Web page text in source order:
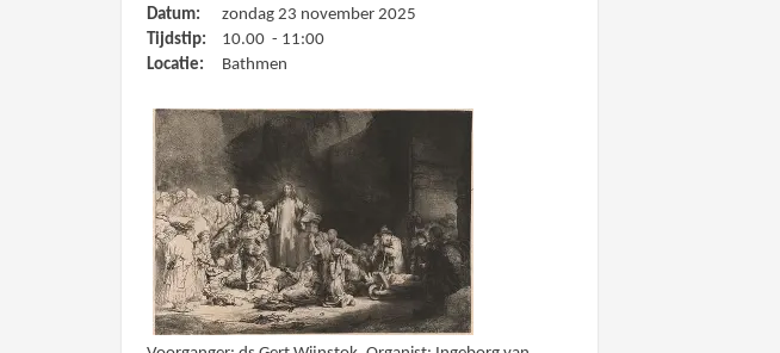
Datum:
zondag 23 november 2025
Tijdstip:
10.00 - 11:00
Locatie:
Bathmen